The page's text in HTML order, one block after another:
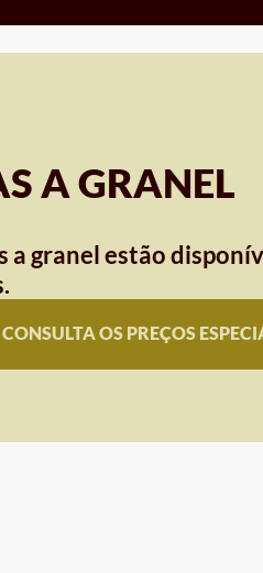
A GRANEL
a granel estão
CONSULTA OS PREÇOS